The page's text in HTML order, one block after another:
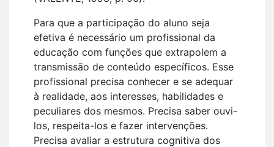
Para que a participação do aluno seja
efetiva é necessário um profissional da
educação com funções que extrapolem a
transmissão de conteúdo específicos. Esse
profissional precisa conhecer e se adequar
à realidade, aos interesses, habilidades e
peculiares dos mesmos. Precisa saber ouvi-
los, respeita-los e fazer intervenções.
Precisa avaliar a estrutura cognitiva dos